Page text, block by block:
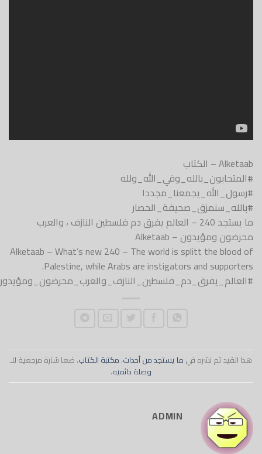
Alketaab – الكتاب
#المتحابون_بالله_وفي_الله_ولله
#رسول_الله_يجمعنا_مجددا
#بالله_سنمزق_صحيفة_الحصار
ما يستجد 240 – العالم يفرق دم فلسطين النازف ، والعرب
محرضون ومؤيدون – Alketaab
Alketaab – What’s new 240 – The world is splitt the blood of
Palestine, while Arabs are instigators and supporters.
#العالم_يفرق_دم_فلسطين_النازف_والعرب_محرضون_ومؤيدون
هذا القيد تم نشره فيما يستجد من أحداث،مكتبة الكتاب. ضعا شارة مرجعية للـ
وصلة دائميه.
ADMIN